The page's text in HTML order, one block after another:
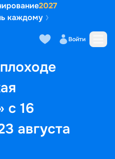
2027
каждому
Войти
с 16
августа
кают Маршрут и